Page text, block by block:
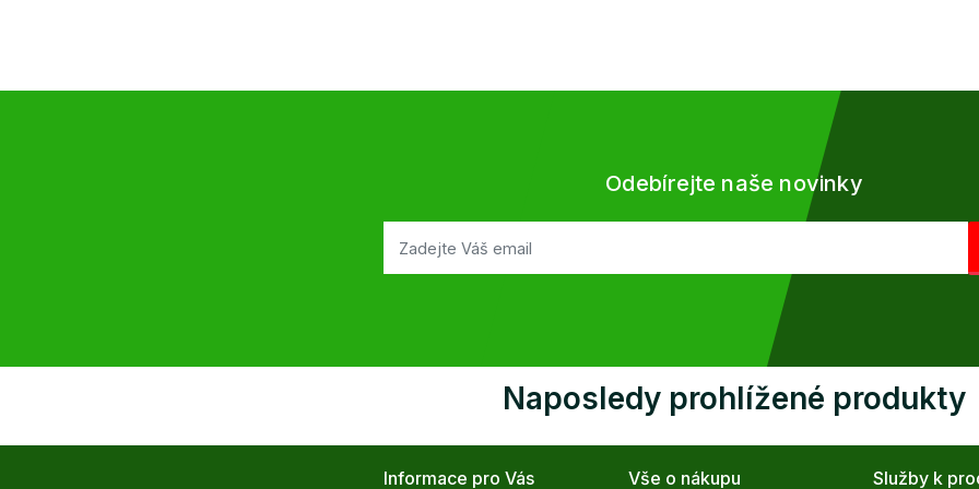
Odebírejte naše novinky
Naposledy prohlížené produkty
Informace pro Vás Vše o nákupu Služby k